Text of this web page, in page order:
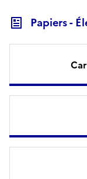
Papiers -